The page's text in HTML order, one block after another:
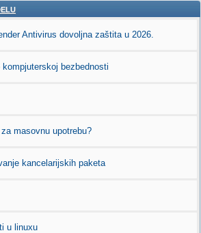
Antivirus dovoljna zaštita u 2026.
bezbednosti
masovnu upotrebu?
kancelarijskih paketa
u linuxu